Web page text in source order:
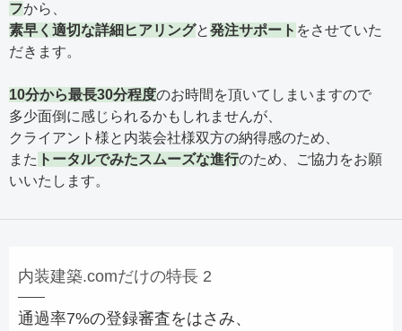
フから、
素早く適切な詳細ヒアリングと発注サポート をさせていた
だきます。
10分から最長30分程度のお時間を頂いてしまいますので
多少面倒に感じられるかもしれませんが、
クライアント様と内装会社様双方の納得感のため、
また トータルでみたスムーズな進行のため、ご協力をお願
いいたします。
内装建築.comだけの特長 2
通過率7%の登録審査をはさみ、